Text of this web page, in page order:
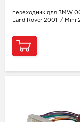
переходник для BMW
Land Rover 2001+/ Mini